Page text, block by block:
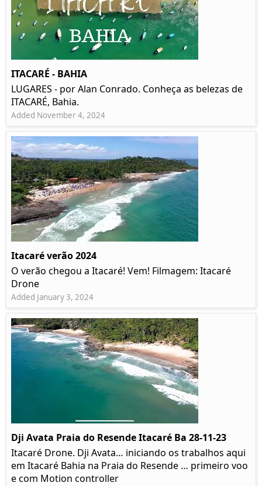
ITACARÉ - BAHIA
LUGARES - por Alan Conrado. Conheça as belezas de
ITACARÉ, Bahia.
Added November 4, 2024
Itacaré verão 2024
O verão chegou a Itacaré! Vem! Filmagem: Itacaré
Drone
Added January 3, 2024
Dji Avata Praia do Resende Itacaré Ba 28-11-23
Itacaré Drone. Dji Avata… iniciando os trabalhos aqui
em Itacaré Bahia na Praia do Resende … primeiro voo
e com Motion controller